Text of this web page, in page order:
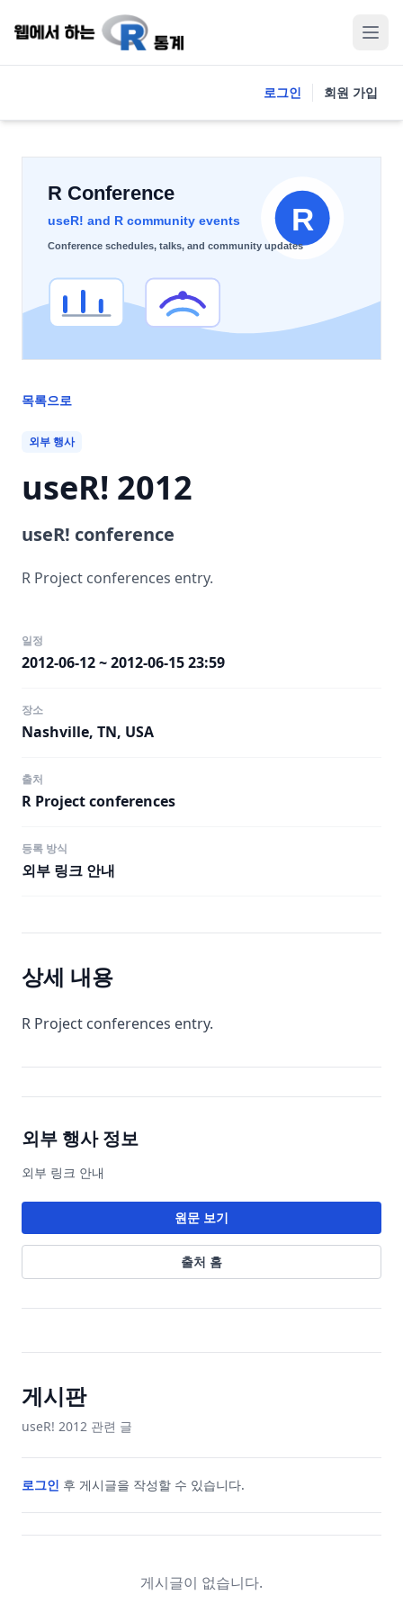
로그인 회원 가입
목록으로
외부 행사
useR! 2012
useR! conference
R Project conferences entry.
일정
2012-06-12 ~ 2012-06-15 23:59
장소
Nashville, TN, USA
출처
R Project conferences
등록 방식
외부 링크 안내
상세 내용
R Project conferences entry.
외부 행사 정보
외부 링크 안내
원문 보기
출처 홈
게시판
useR! 2012 관련 글
로그인 후 게시글을 작성할 수 있습니다.
게시글이 없습니다.